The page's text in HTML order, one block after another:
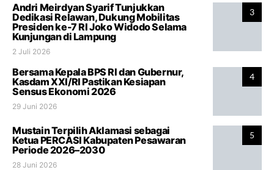
3
Andri Meirdyan Syarif Tunjukkan
Dedikasi Relawan, Dukung Mobilitas
Presiden ke-7 RI Joko Widodo Selama
Kunjungan di Lampung
2 Juli 2026
4
Bersama Kepala BPS RI dan Gubernur,
Kasdam XXI/RI Pastikan Kesiapan
Sensus Ekonomi 2026
29 Juni 2026
5
Mustain Terpilih Aklamasi sebagai
Ketua PERCASI Kabupaten Pesawaran
Periode 2026–2030
28 Juni 2026